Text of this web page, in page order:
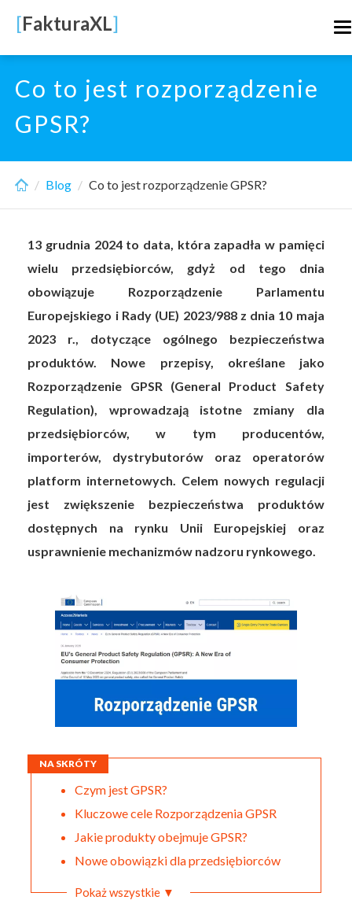
main
content
[FakturaXL]
Co to jest rozporządzenie
GPSR?
Blog Co to jest rozporządzenie GPSR?
13 grudnia 2024 to data, która zapadła w pamięci
wielu przedsiębiorców, gdyż od tego dnia
obowiązuje Rozporządzenie Parlamentu
Europejskiego i Rady (UE) 2023/988 z dnia 10 maja
2023 r., dotyczące ogólnego bezpieczeństwa
produktów. Nowe przepisy, określane jako
Rozporządzenie GPSR (General Product Safety
Regulation), wprowadzają istotne zmiany dla
przedsiębiorców, w tym producentów,
importerów, dystrybutorów oraz operatorów
platform internetowych. Celem nowych regulacji
jest zwiększenie bezpieczeństwa produktów
dostępnych na rynku Unii Europejskiej oraz
usprawnienie mechanizmów nadzoru rynkowego.
NA SKRÓTY
Czym jest GPSR?
Kluczowe cele Rozporządzenia GPSR
Jakie produkty obejmuje GPSR?
Nowe obowiązki dla przedsiębiorców
Pokaż wszystkie ▼